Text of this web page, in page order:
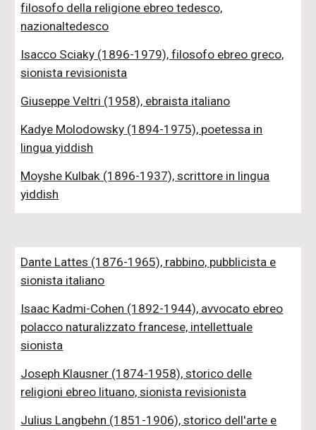
filosofo della religione ebreo tedesco,
nazionaltedesco
Isacco Sciaky (1896-1979), filosofo ebreo greco,
sionista revisionista
Giuseppe Veltri (1958), ebraista italiano
Kadye Molodowsky (1894-1975), poetessa in
lingua yiddish
Moyshe Kulbak (1896-1937), scrittore in lingua
yiddish
Dante Lattes (1876-1965), rabbino, pubblicista e
sionista italiano
Isaac Kadmi-Cohen (1892-1944), avvocato ebreo
polacco naturalizzato francese, intellettuale
sionista
Joseph Klausner (1874-1958), storico delle
religioni ebreo lituano, sionista revisionista
Julius Langbehn (1851-1906), storico dell'arte e